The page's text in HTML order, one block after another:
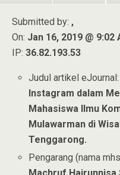
Submitted by: ,
On: Jan 16, 2019 @ 9:02
IP: 36.82.193.53
Judul artikel eJournal:
Instagram dalam
Mahasiswa Ilmu
Mulawarman di
Tenggarong.
Pengarang (nama